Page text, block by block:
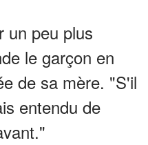
un peu plus
le garçon en
de sa mère. "S'il
entendu de